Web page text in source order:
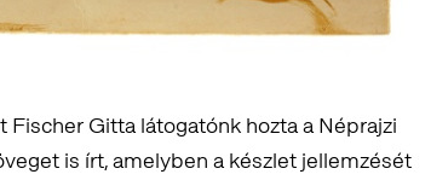
Gitta látogatónk hozta a Néprajzi
is írt, amelyben a készlet jellemzését